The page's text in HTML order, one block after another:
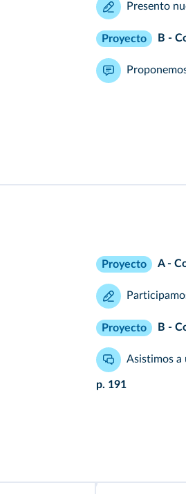
Presento
Proyecto B -
Proyecto A -
Proyecto B -
Asistimos a
p. 191